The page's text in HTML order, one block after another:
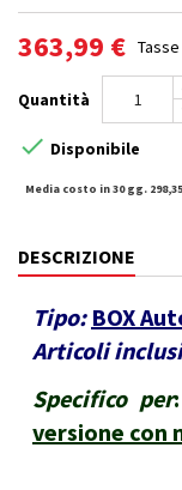
363,99 €
Quantità
 Disponibile
Media costo in 30 gg.
DESCRIZIONE
Tipo: BOX
Articoli
Specifico per
versione con